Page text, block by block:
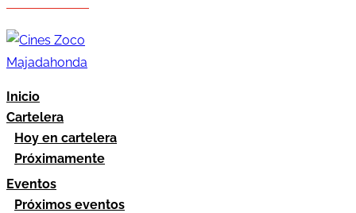
Inicio
Cartelera
Hoy en cartelera
Próximamente
Eventos
Próximos eventos